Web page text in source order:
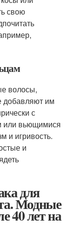
свою
волосы,
добавляют им
с
или вьющимися
и игривость.
и
для
Модные
40 лет на